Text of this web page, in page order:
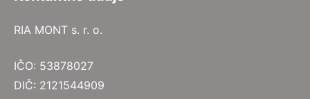
RIA MONT s. r. o.
IČO: 53878027
DIČ: 2121544909